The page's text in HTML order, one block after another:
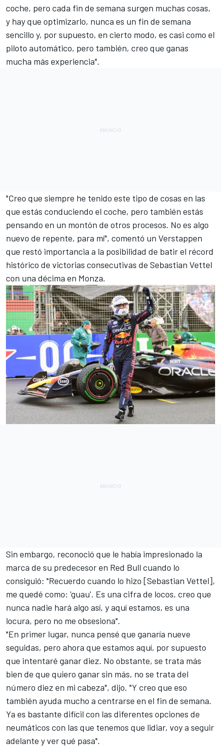
coche, pero cada fin de semana surgen muchas cosas,
y hay que optimizarlo, nunca es un fin de semana
sencillo y, por supuesto, en cierto modo, es casi como el
piloto automático, pero también, creo que ganas
mucha más experiencia".
"Creo que siempre he tenido este tipo de cosas en las
que estás conduciendo el coche, pero también estás
pensando en un montón de otros procesos. No es algo
nuevo de repente, para mí", comentó un Verstappen
que restó importancia a la posibilidad de batir el récord
histórico de victorias consecutivas de Sebastian Vettel
con una décima en Monza.
Sin embargo, reconoció que le había impresionado la
marca de su predecesor en Red Bull cuando lo
consiguió: "Recuerdo cuando lo hizo [Sebastian Vettel],
me quedé como: 'guau'. Es una cifra de locos, creo que
nunca nadie hará algo así, y aquí estamos, es una
locura, pero no me obsesiona".
"En primer lugar, nunca pensé que ganaría nueve
seguidas, pero ahora que estamos aquí, por supuesto
que intentaré ganar diez. No obstante, se trata más
bien de que quiero ganar sin más, no se trata del
número diez en mi cabeza", dijo. "Y creo que eso
también ayuda mucho a centrarse en el fin de semana.
Ya es bastante difícil con las diferentes opciones de
neumáticos con las que tenemos que lidiar, voy a seguir
adelante y ver qué pasa".